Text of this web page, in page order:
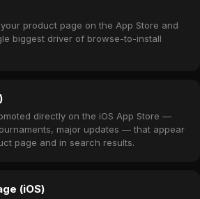
product page on the App Store and
biggest driver of browse-to-install
directly on the iOS App Store —
major updates — that appear
page and in search results.
(iOS)